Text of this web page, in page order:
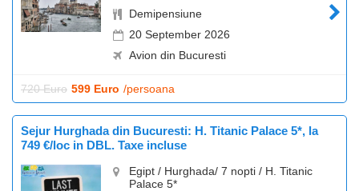
Demipensiune
20 September 2026
Avion din Bucuresti
720 Euro 599 Euro /persoana
Sejur Hurghada din Bucuresti: H. Titanic Palace 5*, la
749 €/loc in DBL. Taxe incluse
Egipt / Hurghada/ 7 nopti / H. Titanic
Palace 5*